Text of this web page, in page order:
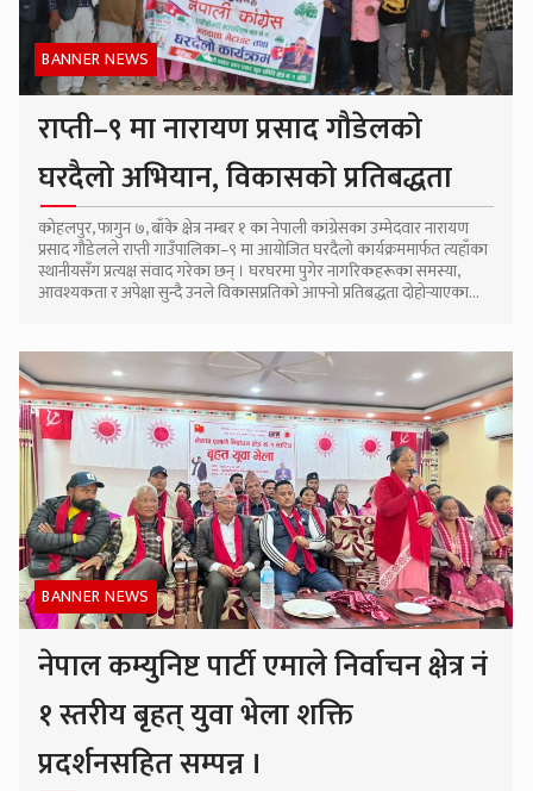
BANNER NEWS
राप्ती–९ मा नारायण प्रसाद गौडेलको
घरदैलो अभियान, विकासको प्रतिबद्धता
कोहलपुर, फागुन ७, बाँके क्षेत्र नम्बर १ का नेपाली कांग्रेसका उम्मेदवार नारायण
प्रसाद गौडेलले राप्ती गाउँपालिका–९ मा आयोजित घरदैलो कार्यक्रममार्फत त्यहाँका
स्थानीयसँग प्रत्यक्ष संवाद गरेका छन् । घरघरमा पुगेर नागरिकहरूका समस्या,
आवश्यकता र अपेक्षा सुन्दै उनले विकासप्रतिको आफ्नो प्रतिबद्धता दोहोर्‍याएका...
BANNER NEWS
नेपाल कम्युनिष्ट पार्टी एमाले निर्वाचन क्षेत्र नं
१ स्तरीय बृहत् युवा भेला शक्ति
प्रदर्शनसहित सम्पन्न ।